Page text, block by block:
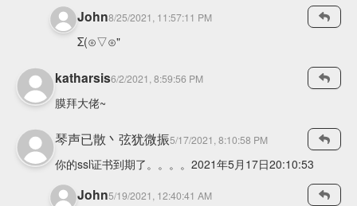
John8/25/2021, 11:57:11 PM
Σ(⊙▽⊙"
katharsis6/2/2021, 8:59:56 PM
膜拜大佬~
琴声已散丶弦犹微振5/17/2021, 8:10:58 PM
你的ssl证书到期了。。。。2021年5月17日20:10:53
John5/19/2021, 12:40:41 AM